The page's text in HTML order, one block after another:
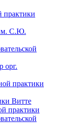
практики
С.Ю.
орг.
практики
Витте
практики